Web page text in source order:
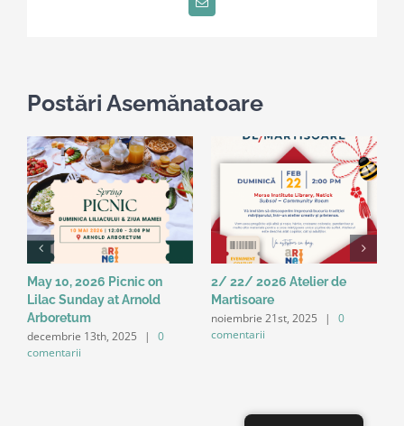
E-
mail
Postări Asemănatoare
May 10, 2026 Picnic on
Lilac Sunday at Arnold
Arboretum
decembrie 13th, 2025 |
0
comentarii
2/ 22/ 2026 Atelier de
Martisoare
noiembrie 21st, 2025 |
0
comentarii